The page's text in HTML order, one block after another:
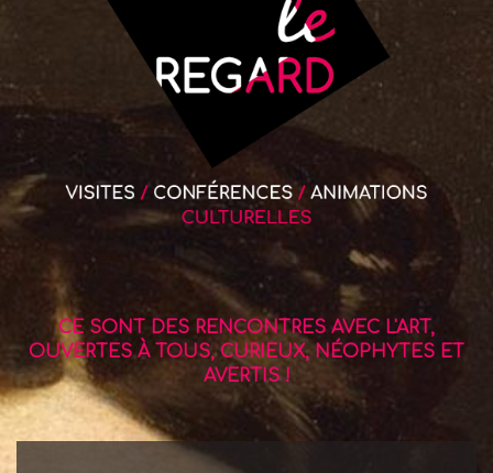
CE SONT DES RENCONTRES AVEC L'ART,
OUVERTES À TOUS, CURIEUX, NÉOPHYTES ET
AVERTIS !